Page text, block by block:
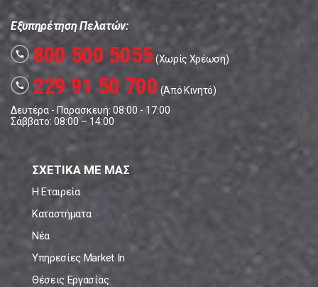
Εξυπηρέτηση Πελατών:
call 800 500 5055(Χωρίς Χρέωση)
call 229 91 50 700 (Από Κινητό)
Δευτέρα - Παρασκευή: 08:00 - 17:00
Σάββατο: 08:00 – 14:00
ΣΧΕΤΙΚΑ ΜΕ ΜΑΣ
Η Εταιρεία
Καταστήματα
Νέα
Υπηρεσίες Market In
Θέσεις Εργασίας